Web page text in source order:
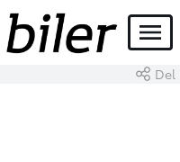
Menu
Del